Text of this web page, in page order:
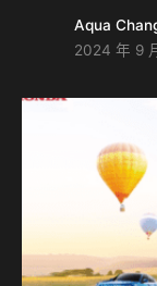
再度與經濟部能
手合作，於9月
本次活動由台北
(ARTC)共同擔任
車輛正確操作方
急遽擴增，台北
Aqua
2024 年 9